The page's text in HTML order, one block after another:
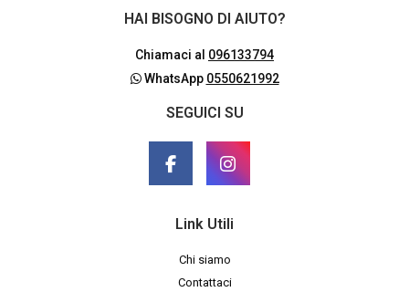
HAI BISOGNO DI AIUTO?
Chiamaci al 096133794
WhatsApp 0550621992
SEGUICI SU
Link Utili
Chi siamo
Contattaci